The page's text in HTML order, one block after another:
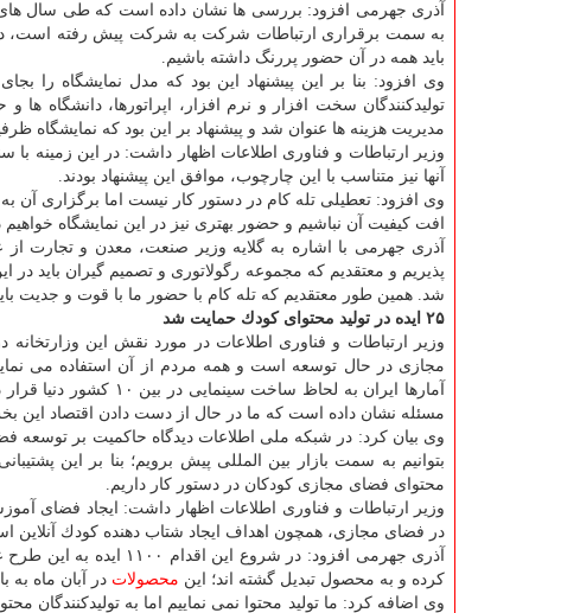
آذری جهرمی افزود: بررسی ها نشان داده است كه طی سال های
به سمت برقراری ارتباطات شركت به شركت پیش رفته است،
باید همه در آن حضور پررنگ داشته باشیم.
وی افزود: بنا بر این پیشنهاد این بود كه مدل نمایشگاه را
تولیدكنندگان سخت افزار و نرم افزار، اپراتورها، دانشگاه ها و
مدیریت هزینه ها عنوان شد و پیشنهاد بر این بود كه نمایشگاه ظرفیت با تأخیر ۴۵
وزیر ارتباطات و فناوری اطلاعات اظهار داشت: در این زمینه با
آنها نیز متناسب با این چارچوب، موافق این پیشنهاد بودند.
وی افزود: تعطیلی تله كام در دستور كار نیست اما برگزاری آن
افت كیفیت آن نباشیم و حضور بهتری نیز در این نمایشگاه
آذری جهرمی با اشاره به گلایه وزیر صنعت، معدن و تجارت از
پذیریم و معتقدیم كه مجموعه رگولاتوری و تصمیم گیران باید
شد. همین طور معتقدیم كه تله كام با حضور ما با قوت و جدیت
۲۵ ایده در تولید محتوای كودك حمایت شد
وزیر ارتباطات و فناوری اطلاعات در مورد نقش این
مجازی در حال توسعه است و همه مردم از آن استفاده می
آمارها ایران به لحاظ
مسئله نشان داده است كه ما در حال از دست دادن اقتصاد این
وی بیان كرد: در شبكه ملی اطلاعات دیدگاه حاكمیت بر توسعه
بتوانیم به سمت بازار بین المللی پیش برویم؛ بنا بر این
محتوای فضای مجازی كودكان در دستور كار داریم.
وزیر ارتباطات و فناوری اطلاعات اظهار داشت: ایجاد فضای
در فضای مجازی، همچون اهداف ایجاد شتاب دهنده كودك آنلاین
كرده و به محصول تبدیل گشته اند؛ این محصولات در آبان ماه
وی اضافه كرد: ما تولید محتوا نمی نماییم اما به تولیدكنندگان